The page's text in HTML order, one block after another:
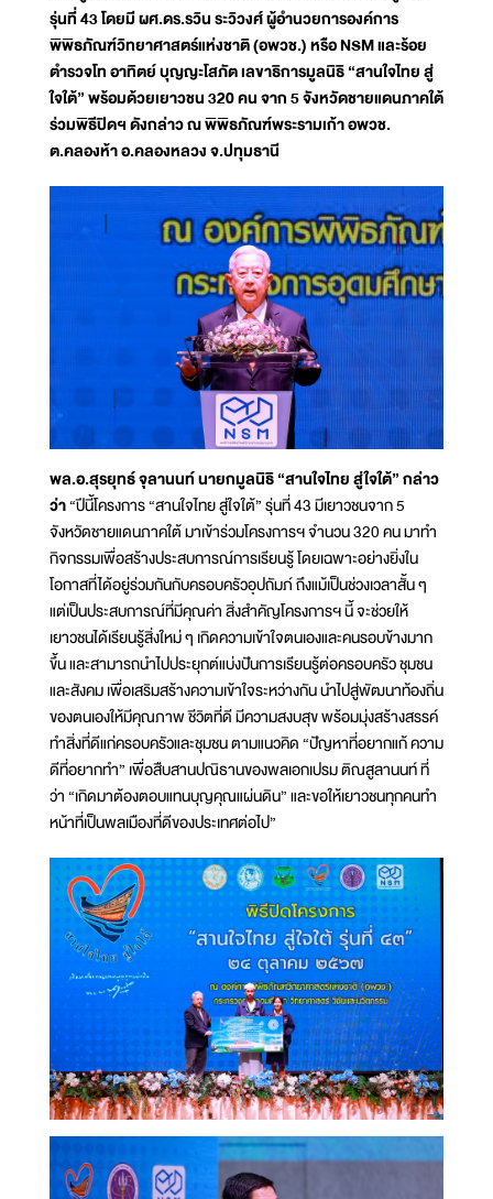
รุ่นที่ 43 โดยมี ผศ.ดร.รวิน ระวิวงศ์ ผู้อำนวยการองค์การ
พิพิธภัณฑ์วิทยาศาสตร์แห่งชาติ (อพวช.) หรือ NSM และร้อย
ตำรวจโท อาทิตย์ บุญญะโสภัต เลขาธิการมูลนิธิ “สานใจไทย สู่
ใจใต้” พร้อมด้วยเยาวชน 320 คน จาก 5 จังหวัดชายแดนภาคใต้
ร่วมพิธีปิดฯ ดังกล่าว ณ พิพิธภัณฑ์พระรามเก้า อพวช.
ต.คลองห้า อ.คลองหลวง จ.ปทุมธานี
พล.อ.สุรยุทธ์ จุลานนท์ นายกมูลนิธิ “สานใจไทย สู่ใจใต้” กล่าว
ว่า“ปีนี้โครงการ “สานใจไทย สู่ใจใต้” รุ่นที่ 43 มีเยาวชนจาก 5
จังหวัดชายแดนภาคใต้ มาเข้าร่วมโครงการฯ จำนวน 320 คน มาทำ
กิจกรรมเพื่อสร้างประสบการณ์การเรียนรู้ โดยเฉพาะอย่างยิ่งใน
โอกาสที่ได้อยู่ร่วมกันกับครอบครัวอุปถัมภ์ ถึงแม้เป็นช่วงเวลาสั้น ๆ
แต่เป็นประสบการณ์ที่มีคุณค่า สิ่งสำคัญโครงการฯ นี้ จะช่วยให้
เยาวชนได้เรียนรู้สิ่งใหม่ ๆ เกิดความเข้าใจตนเองและคนรอบข้างมาก
ขึ้น และสามารถนำไปประยุกต์แบ่งปันการเรียนรู้ต่อครอบครัว ชุมชน
และสังคม เพื่อเสริมสร้างความเข้าใจระหว่างกัน นำไปสู่พัฒนาท้องถิ่น
ของตนเองให้มีคุณภาพ ชีวิตที่ดี มีความสงบสุข พร้อมมุ่งสร้างสรรค์
ทำสิ่งที่ดีแก่ครอบครัวและชุมชน ตามแนวคิด “ปัญหาที่อยากแก้ ความ
ดีที่อยากทำ” เพื่อสืบสานปณิธานของพลเอกเปรม ติณสูลานนท์ ที่
ว่า “เกิดมาต้องตอบแทนบุญคุณแผ่นดิน” และขอให้เยาวชนทุกคนทำ
หน้าที่เป็นพลเมืองที่ดีของประเทศต่อไป”